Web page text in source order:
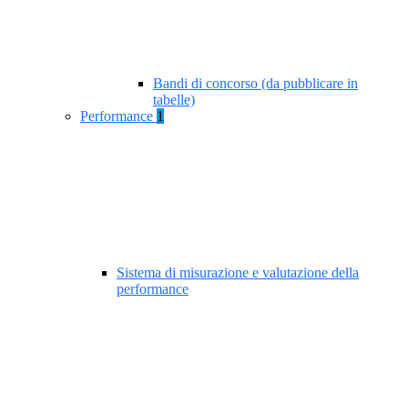
Bandi di concorso (da pubblicare in
tabelle)
Performance 1
Sistema di misurazione e valutazione della
performance